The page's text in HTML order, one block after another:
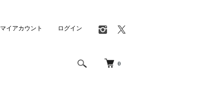
0
マイアカウント ログイン